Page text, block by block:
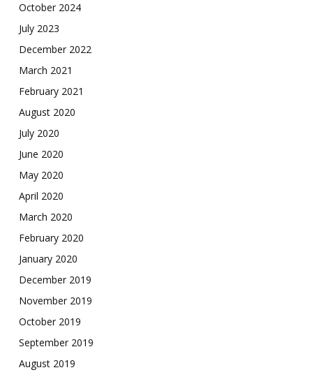
October 2024
July 2023
December 2022
March 2021
February 2021
August 2020
July 2020
June 2020
May 2020
April 2020
March 2020
February 2020
January 2020
December 2019
November 2019
October 2019
September 2019
August 2019